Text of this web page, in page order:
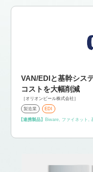
VAN/EDIと基幹シス
コストを大幅削減
［オリオンビール株式会社］
製造業 EDI
【連携製品】 Biware, ファイネット,